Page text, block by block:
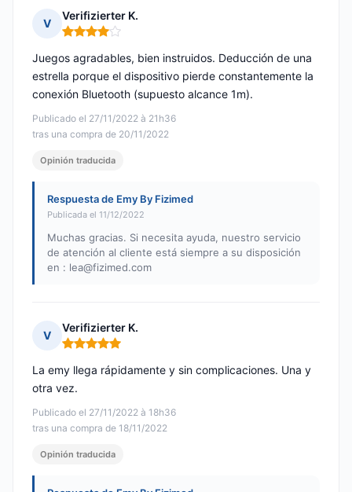
V
Verifizierter K.
Nota: 4 de 5
Publicado el 27/11/2022 à 21h36
tras una compra de 20/11/2022
Juegos agradables, bien instruidos. Deducción de una
estrella porque el dispositivo pierde constantemente la
conexión Bluetooth (supuesto alcance 1m).
Opinión traducida
Respuesta de Emy By Fizimed
Publicada el 11/12/2022
Muchas gracias. Si necesita ayuda, nuestro servicio
de atención al cliente está siempre a su disposición
en : lea@fizimed.com
V
Verifizierter K.
Nota: 5 de 5
Publicado el 27/11/2022 à 18h36
tras una compra de 18/11/2022
La emy llega rápidamente y sin complicaciones. Una y
otra vez.
Opinión traducida